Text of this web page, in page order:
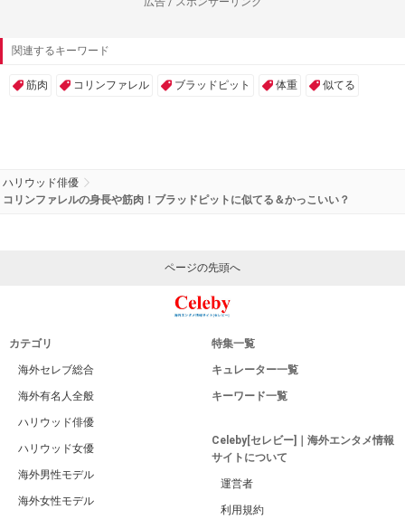
関連するキーワード
筋肉 コリンファレル ブラッドピット 体重 似てる
ハリウッド俳優
コリンファレルの身長や筋肉！ブラッドピットに似てる＆かっこいい？
ページの先頭へ
カテゴリ
海外セレブ総合
海外有名人全般
ハリウッド俳優
ハリウッド女優
海外男性モデル
海外女性モデル
特集一覧
キュレーター一覧
キーワード一覧
Celeby[セレビー]｜海外エンタメ情報
サイトについて
運営者
利用規約